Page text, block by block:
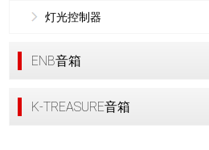
灯光控制器
ENB音箱
K-TREASURE音箱